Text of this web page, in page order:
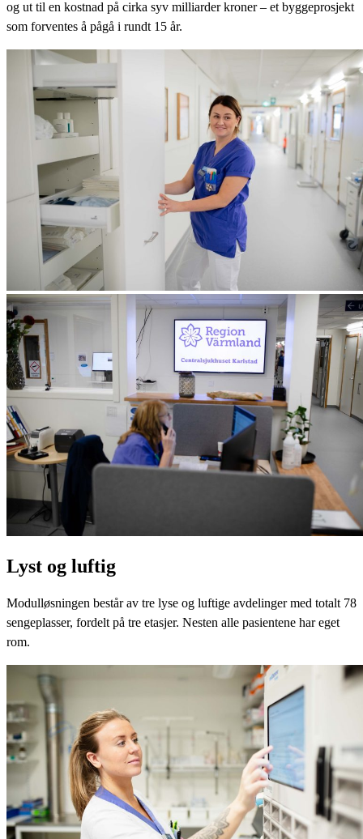
og ut til en kostnad på cirka syv milliarder kroner – et byggeprosjekt
som forventes å pågå i rundt 15 år.
Lyst og luftig
Modulløsningen består av tre lyse og luftige avdelinger med totalt 78
sengeplasser, fordelt på tre etasjer. Nesten alle pasientene har eget
rom.